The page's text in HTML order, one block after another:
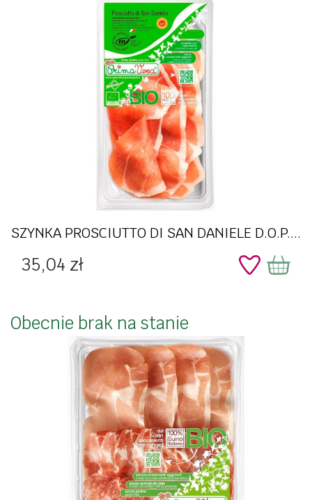
SZYNKA PROSCIUTTO DI SAN DANIELE D.O.P....
Cena
35,04 zł
Obecnie brak na stanie